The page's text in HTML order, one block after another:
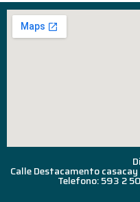
Calle Destacamento
Telefono: 593 2